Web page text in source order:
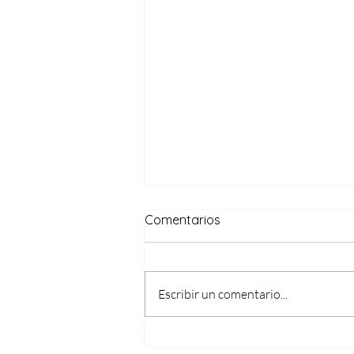
Comentarios
Escribir un comentario...